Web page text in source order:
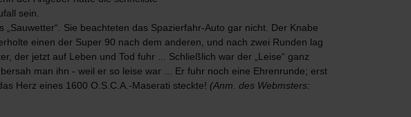
sein.
Sie beachteten das Spazierfahr-Auto gar nicht. Der Knabe
einen der Super 90 nach dem anderen, und nach zwei Runden lag
der jetzt auf Leben und Tod fuhr ... Schließlich war der „Leise“ ganz
man ihn - weil er so leise war ... Er fuhr noch eine Ehrenrunde; erst
Herz eines 1600 O.S.C.A.-Maserati steckte! (Anm. des Webmsters: